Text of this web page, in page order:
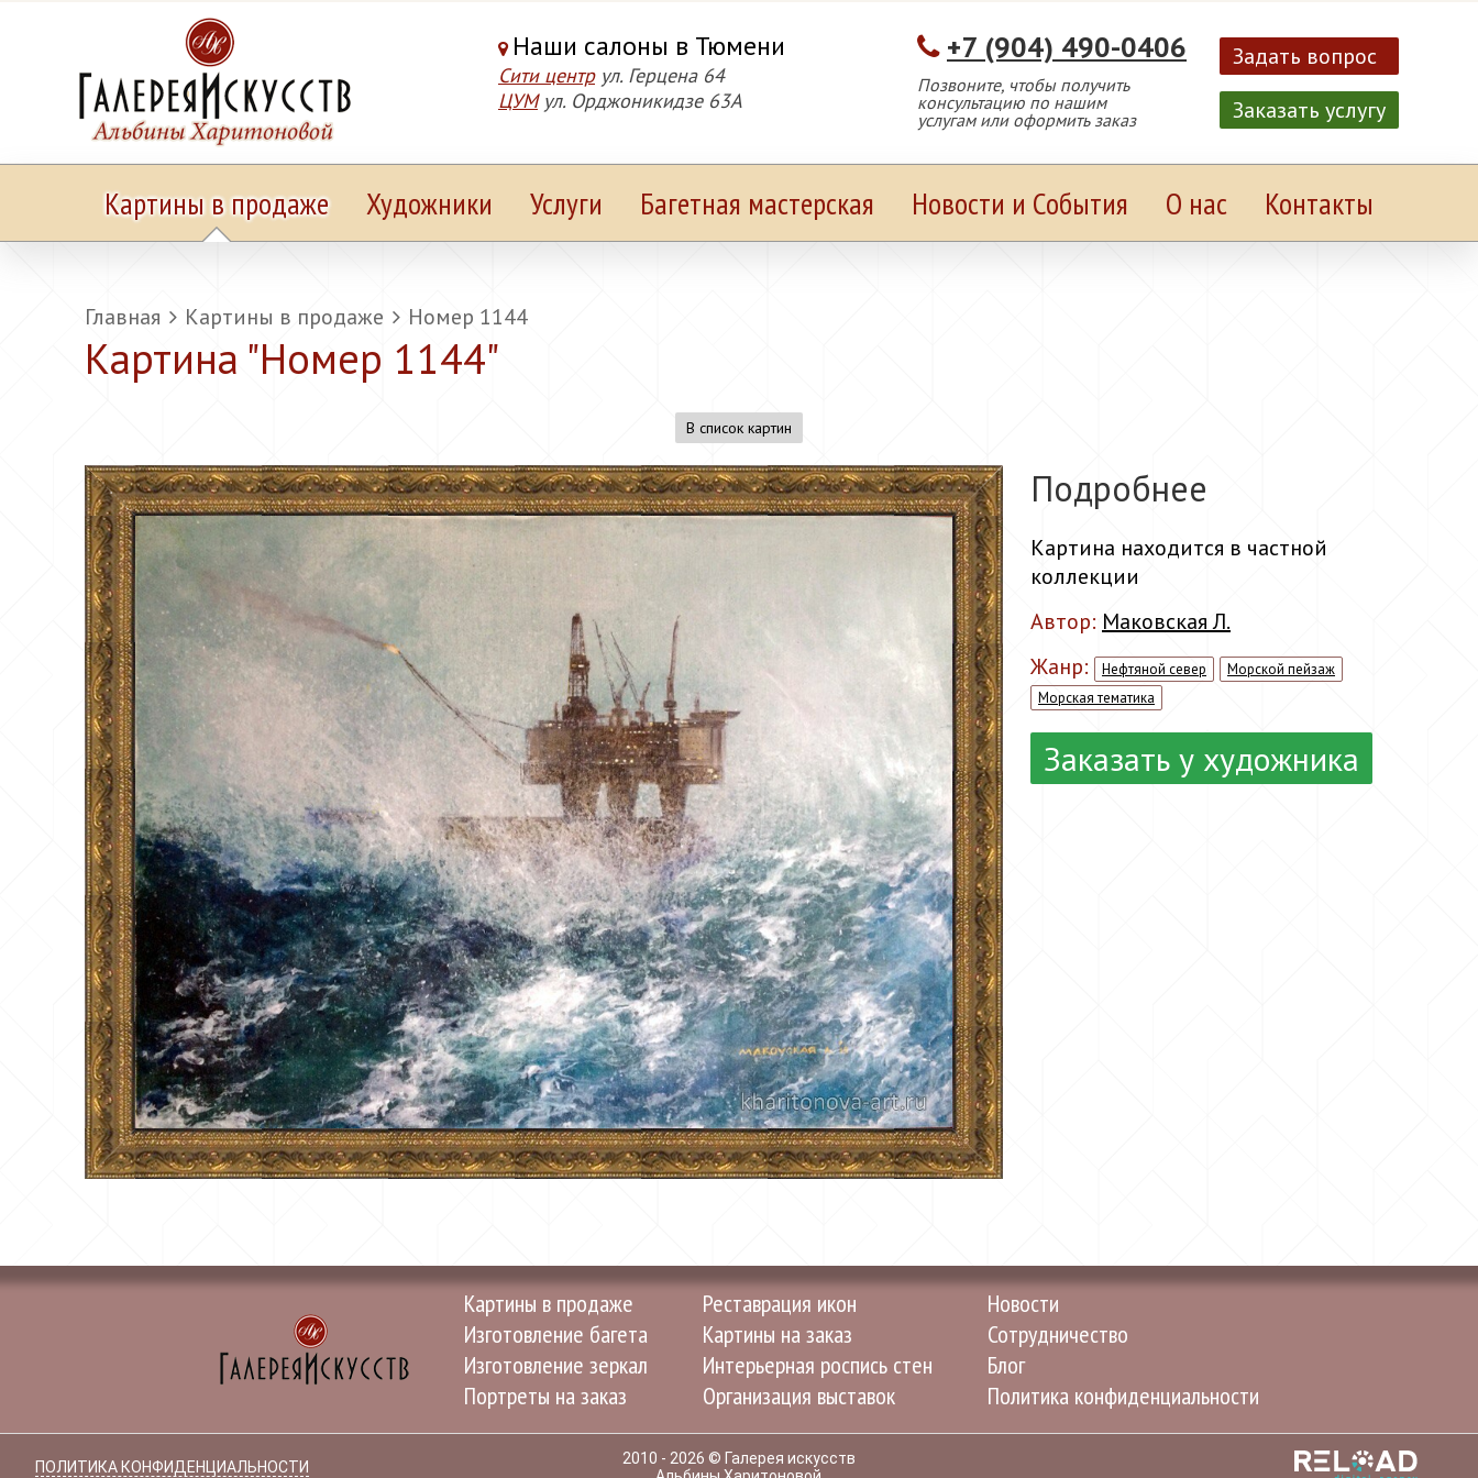
Задать вопрос
Заказать услугу
+7 (904) 490-0406
Позвоните, чтобы получить
консультацию по нашим
услугам или оформить заказ
Наши салоны в Тюмени
Сити центр ул. Герцена 64
ЦУМ ул. Орджоникидзе 63А
Картины в продаже Художники Услуги Багетная мастерская Новости и События О нас Контакты
Главная Картины в продаже Номер 1144
Картина "Номер 1144"
В список картин
Подробнее
Картина находится в частной
коллекции
Автор: Маковская Л.
Жанр:
Нефтяной север
Морской пейзаж
Морская тематика
Заказать у художника
Картины в продаже
Изготовление багета
Изготовление зеркал
Портреты на заказ
Реставрация икон
Картины на заказ
Интерьерная роспись стен
Организация выставок
Новости
Сотрудничество
Блог
Политика конфиденциальности
ПОЛИТИКА КОНФИДЕНЦИАЛЬНОСТИ
2010 - 2026 © Галерея искусств